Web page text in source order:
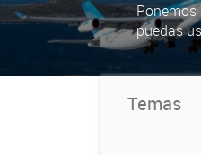
puedas
Temas